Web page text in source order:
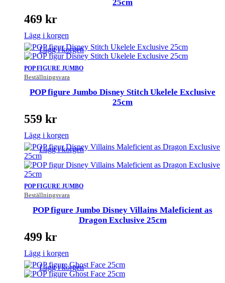
25cm
469 kr
Lägg i korgen
POP FIGURE JUMBO
Beställningsvara
Lägg i korgen
POP figure Jumbo Disney Stitch Ukelele Exclusive
25cm
559 kr
Lägg i korgen
POP FIGURE JUMBO
Beställningsvara
Lägg i korgen
POP figure Jumbo Disney Villains Maleficient as
Dragon Exclusive 25cm
499 kr
Lägg i korgen
Lägg i korgen